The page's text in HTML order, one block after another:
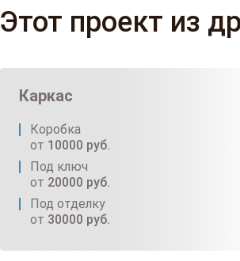
Этот проект из
Каркас
Коробка
от 10000 руб.
Под ключ
от 20000 руб.
Под отделку
от 30000 руб.